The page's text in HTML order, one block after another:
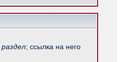
; ссылка на него